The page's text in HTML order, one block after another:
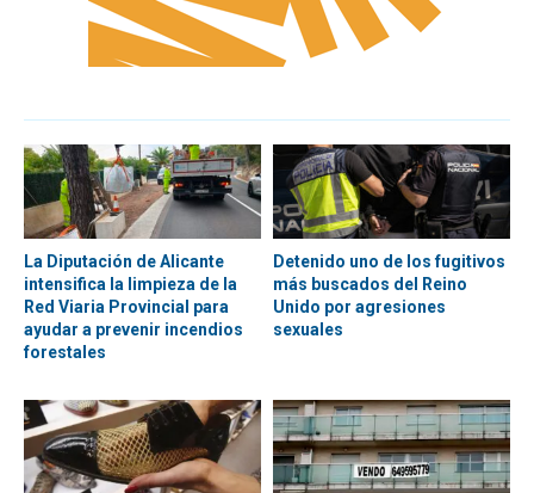
La Diputación de Alicante
intensifica la limpieza de la
Red Viaria Provincial para
ayudar a prevenir incendios
forestales
Detenido uno de los fugitivos
más buscados del Reino
Unido por agresiones
sexuales